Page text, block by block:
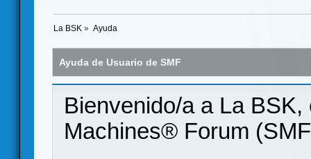
La BSK » Ayuda
Ayuda de Usuario de SMF
Bienvenido/a a La
Machines® Forum